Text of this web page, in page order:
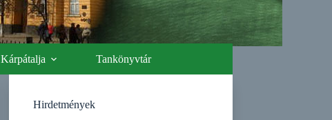
Kárpátalja Tankönyvtár
Hirdetmények